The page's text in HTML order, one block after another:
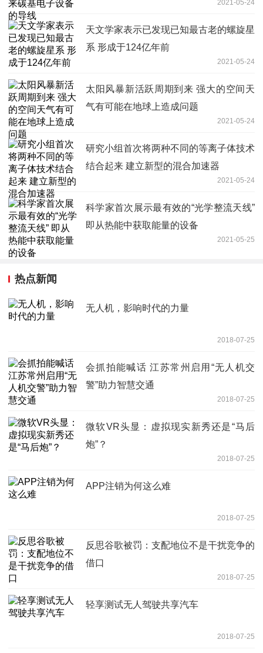
2021-05-24
天文学家表示已发现已知最古老的螺旋星
系 形成于124亿年前
2021-05-24
太阳风暴新活跃周期到来 强大的空间天
气有可能在地球上造成问题
2021-05-24
研究小组首次将两种不同的等离子体技术
结合起来 建立新型的混合加速器
2021-05-24
科学家首次展示最有效的“光学整流天线”
即从热能中获取能量的设备
2021-05-25
热点新闻
无人机，影响时代的力量
2018-07-25
会抓拍能喊话 江苏常州启用“无人机交
警”助力智慧交通
2018-07-25
微软VR头显：虚拟现实新秀还是“马后
炮”？
2018-07-25
APP注销为何这么难
2018-07-25
反思谷歌被罚：支配地位不是干扰竞争的
借口
2018-07-25
轻享测试无人驾驶共享汽车
2018-07-25